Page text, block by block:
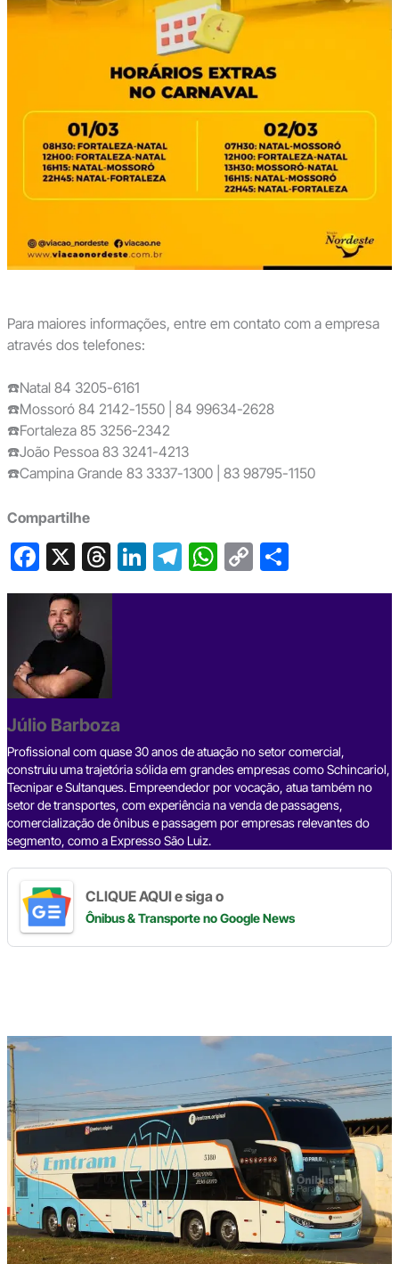
Para maiores informações, entre em contato com a empresa
através dos telefones:
☎️Natal 84 3205-6161
☎️Mossoró 84 2142-1550 | 84 99634-2628
☎️Fortaleza 85 3256-2342
☎️João Pessoa 83 3241-4213
☎️Campina Grande 83 3337-1300 | 83 98795-1150
Compartilhe
F
a
c
e
b
o
o
k
X T
hr
s
Li
n
T
el
W
h
C
o
S
h
Júlio Barboza
Profissional com quase 30 anos de atuação no setor comercial,
construiu uma trajetória sólida em grandes empresas como Schincariol,
Tecnipar e Sultanques. Empreendedor por vocação, atua também no
setor de transportes, com experiência na venda de passagens,
comercialização de ônibus e passagem por empresas relevantes do
segmento, como a Expresso São Luiz.
CLIQUE AQUI e siga o
Ônibus & Transporteno Google News
Digite
aqui
o
seu
e-
mail